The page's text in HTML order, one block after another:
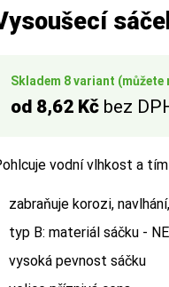
Skladem 8 variant (můžete
od 8,62 Kč bez
vodní vlhkost a
zabraňuje korozi,
typ B: materiál sáčku -
vysoká pevnost sáčku